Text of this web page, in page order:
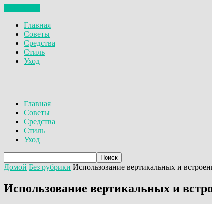
Главная
Советы
Средства
Стиль
Уход
Главная
Советы
Средства
Стиль
Уход
Домой Без рубрики Использование вертикальных и
Использование вертикальных и